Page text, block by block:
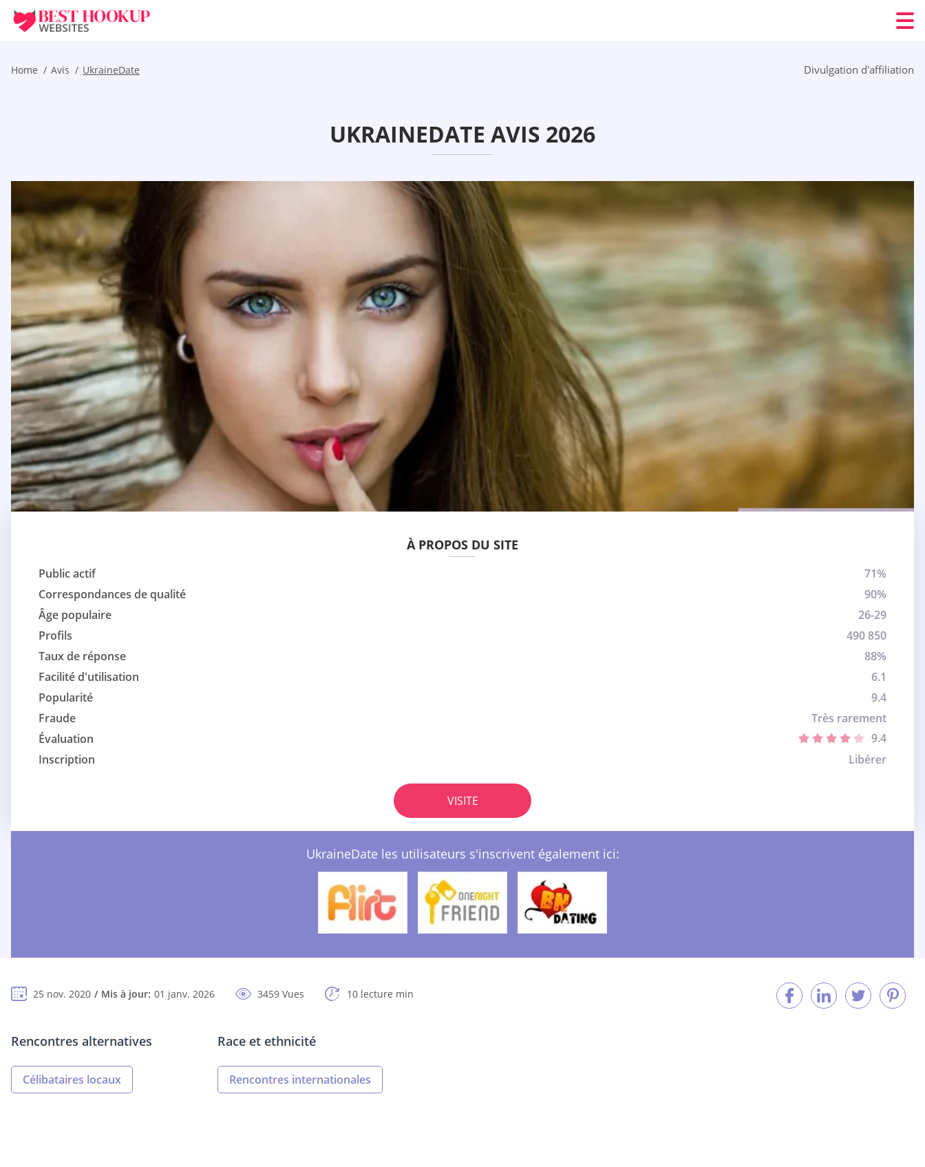
Home Avis UkraineDate Divulgation d'affiliation
UKRAINEDATE AVIS 2026
À PROPOS DU SITE
Public actif
71%
Correspondances de qualité
90%
Âge populaire
26-29
Profils
490 850
Taux de réponse
88%
Facilité d'utilisation
6.1
Popularité
9.4
Fraude
Très rarement
Évaluation
9.4
Inscription
Libérer
VISITE
UkraineDate les utilisateurs s'inscrivent également ici:
25 nov. 2020 Mis à jour: 01 janv. 2026 3459 Vues 10 lecture min
Rencontres alternatives
Célibataires locaux
Race et ethnicité
Rencontres internationales